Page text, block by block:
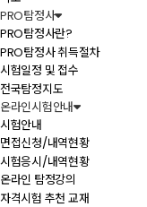
PRO탐정사
PRO탐정사란?
PRO탐정사 취득절차
시험일정 및 접수
전국탐정지도
온라인시험안내
시험안내
면접신청/내역현황
시험응시/내역현황
온라인 탐정강의
자격시험 추천 교재